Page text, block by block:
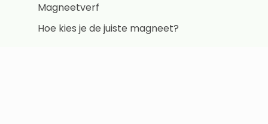
Magneetverf
Hoe kies je de juiste magneet?